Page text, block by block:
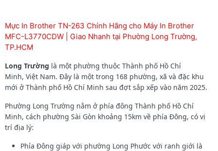
Mực In Brother TN-263 Chính Hãng cho Máy In Brother
MFC-L3770CDW | Giao Nhanh tại Phường Long Trường,
TP.HCM
Long Trường là một phường thuộc Thành phố Hồ Chí
Minh, Việt Nam. Đây là một trong 168 phường, xã và đặc khu
mới ở Thành phố Hồ Chí Minh sau đợt sắp xếp vào năm 2025.
Phường Long Trường nằm ở phía đông Thành phố Hồ Chí
Minh, cách phường Sài Gòn khoảng 15km về phía Đông, có vị
trí địa lý:
Phía Đông giáp với phường Long Phước với ranh giới là